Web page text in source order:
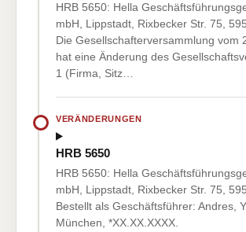
HRB 5650: Hella
mbH, Lippstadt, Rixbecker Str. 75,
Die Gesellschafterversammlung vom
hat eine Änderung des
1 (Firma, Sitz…
VERÄNDERUNGEN
HRB 5650
HRB 5650: Hella
mbH, Lippstadt, Rixbecker Str. 75,
Bestellt als Geschäftsführer: Andres,
München, *XX.XX.XXXX.